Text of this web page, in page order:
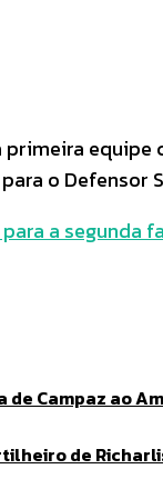
o
a segunda
Campaz ao
de